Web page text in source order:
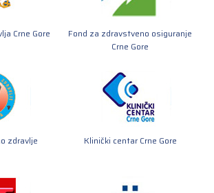
Crne Gore
Fond za zdravstveno osiguranje
Crne Gore
zdravlje Klinički centar Crne Gore